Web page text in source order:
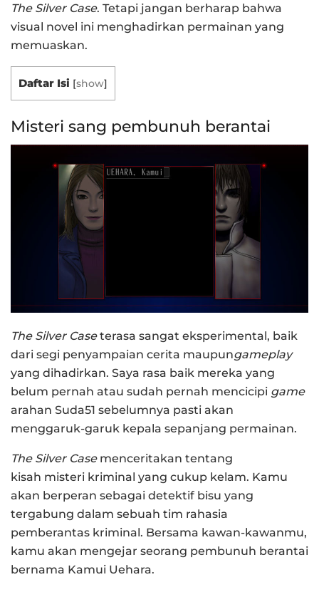
The Silver Case. Tetapi jangan berharap bahwa
visual novel ini menghadirkan permainan yang
memuaskan.
Daftar Isi [show]
Misteri sang pembunuh berantai
The Silver Caseterasa sangat eksperimental, baik
dari segi penyampaian cerita maupungameplay
yang dihadirkan. Saya rasa baik mereka yang
belum pernah atau sudah pernah mencicipi game
arahan Suda51 sebelumnya pasti akan
menggaruk-garuk kepala sepanjang permainan.
The Silver Casemenceritakan tentang
kisah misteri kriminal yang cukup kelam. Kamu
akan berperan sebagai detektif bisu yang
tergabung dalam sebuah tim rahasia
pemberantas kriminal. Bersama kawan-kawanmu,
kamu akan mengejar seorang pembunuh berantai
bernama Kamui Uehara.